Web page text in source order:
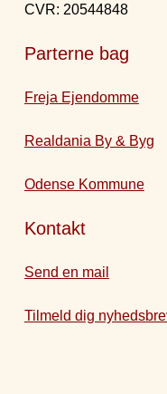
CVR: 20544848
Parterne bag
Freja Ejendomme
Realdania By & Byg
Odense Kommune
Kontakt
Send en mail
Tilmeld dig